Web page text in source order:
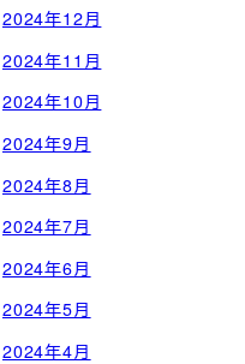
2024年12月
2024年11月
2024年10月
2024年9月
2024年8月
2024年7月
2024年6月
2024年5月
2024年4月